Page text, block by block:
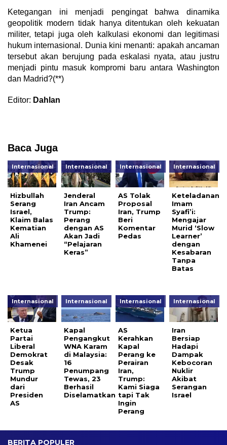
Ketegangan ini menjadi pengingat bahwa dinamika
geopolitik modern tidak hanya ditentukan oleh kekuatan
militer, tetapi juga oleh kalkulasi ekonomi dan legitimasi
hukum internasional. Dunia kini menanti: apakah ancaman
tersebut akan berujung pada eskalasi nyata, atau justru
menjadi pintu masuk kompromi baru antara Washington
dan Madrid?(**)
Editor: Dahlan
Baca Juga
Internasional
Hizbullah
Serang
Israel,
Klaim Balas
Kematian
Ali
Khamenei
Internasional
Jenderal
Iran Ancam
Trump:
Perang
dengan AS
Akan Jadi
“Pelajaran
Keras”
Internasional
AS Tolak
Proposal
Iran, Trump
Beri
Komentar
Pedas
Internasional
Keteladanan
Imam
Syafi’i:
Mengajar
Murid ‘Slow
Learner’
dengan
Kesabaran
Tanpa
Batas
Internasional
Ketua
Partai
Liberal
Demokrat
Desak
Trump
Mundur
dari
Presiden
AS
Internasional
Kapal
Pengangkut
WNA Karam
di Malaysia:
16
Penumpang
Tewas, 23
Berhasil
Diselamatkan
Internasional
AS
Kerahkan
Kapal
Perang ke
Perairan
Iran,
Trump:
Kami Siaga
tapi Tak
Ingin
Perang
Internasional
Iran
Bersiap
Hadapi
Dampak
Kebocoran
Nuklir
Akibat
Serangan
Israel
BERITA POPULER